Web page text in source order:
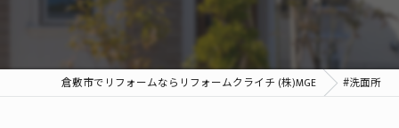
倉敷市でリフォームならリフォームクライチ (株)MGE #洗面所